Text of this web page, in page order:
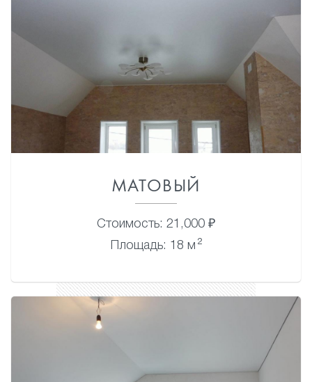
МАТОВЫЙ
Стоимость: 21,000 ₽
Площадь: 18 м 2